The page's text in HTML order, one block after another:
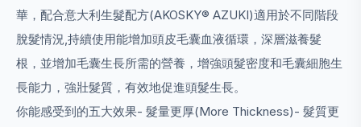
華，配合意大利生髮配方(AKOSKY® AZUKI)適用於不同階段
脫髮情況,持續使用能增加頭皮毛囊血液循環，深層滋養髮
根，並增加毛囊生長所需的營養，增強頭髮密度和毛囊細胞生
長能力，強壯髮質，有效地促進頭髮生長。
你能感受到的五大效果- 髮量更厚(More Thickness)- 髮質更